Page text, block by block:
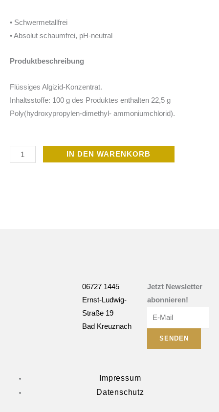
• Schwermetallfrei
• Absolut schaumfrei, pH-neutral
Produktbeschreibung
Flüssiges Algizid-Konzentrat.
Inhaltsstoffe: 100 g des Produktes enthalten 22,5 g
Poly(hydroxypropylen-dimethyl- ammoniumchlorid).
Aktivsauerstoff-
Aktivator
IN DEN WARENKORB
06727 1445
Ernst-Ludwig-
Straße 19
Bad Kreuznach
Jetzt Newsletter
abonnieren!
SENDEN
Impressum
Datenschutz